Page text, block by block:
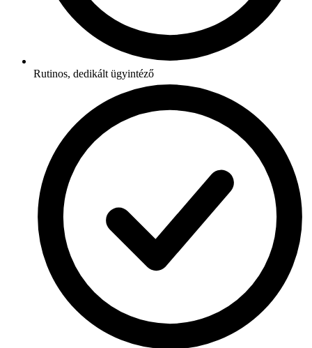
Rutinos, dedikált ügyintéző